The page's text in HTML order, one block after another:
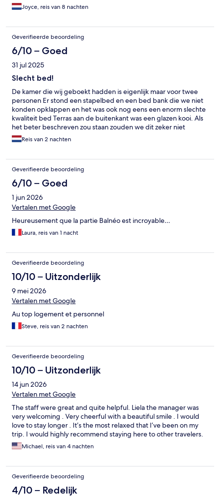
vakantieperiodes.
Joyce, reis van 8 nachten
Geverifieerde beoordeling
6/10 – Goed
31 jul 2025
Slecht bed!
De kamer die wij geboekt hadden is eigenlijk maar voor twee
personen Er stond een stapelbed en een bed bank die we niet
konden opklappen en het was ook nog eens een enorm slechte
kwaliteit bed Terras aan de buitenkant was een glazen kooi. Als
het beter beschreven zou staan zouden we dit zeker niet
geboekt hebben De rest was redelijk schoon en het personeel
was aardig
Reis van 2 nachten
Geverifieerde beoordeling
6/10 – Goed
1 jun 2026
Vertalen met Google
Heureusement que la partie Balnéo est incroyable…
Laura, reis van 1 nacht
Geverifieerde beoordeling
10/10 – Uitzonderlijk
9 mei 2026
Vertalen met Google
Au top logement et personnel
Steve, reis van 2 nachten
Geverifieerde beoordeling
10/10 – Uitzonderlijk
14 jun 2026
Vertalen met Google
The staff were great and quite helpful. Liela the manager was
very welcoming . Very cheerful with a beautiful smile . I would
love to stay longer . It’s the most relaxed that I’ve been on my
trip. I would highly recommend staying here to other travelers.
Michael, reis van 4 nachten
Geverifieerde beoordeling
4/10 – Redelijk